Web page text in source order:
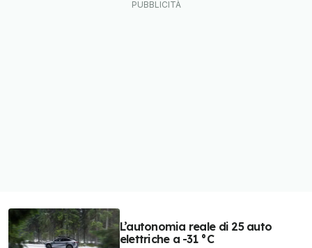
L’autonomia reale di 25 auto
elettriche a -31 °C